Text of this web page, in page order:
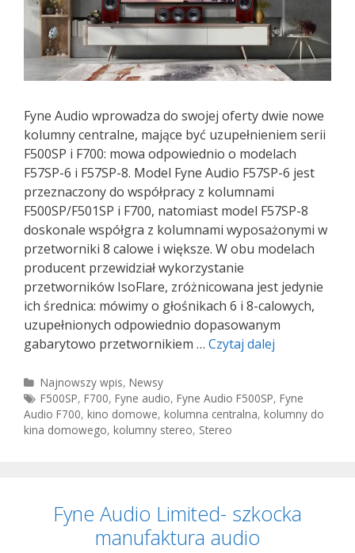
Fyne Audio wprowadza do swojej oferty dwie nowe
kolumny centralne, mające być uzupełnieniem serii
F500SP i F700: mowa odpowiednio o modelach
F57SP-6 i F57SP-8. Model Fyne Audio F57SP-6 jest
przeznaczony do współpracy z kolumnami
F500SP/F501SP i F700, natomiast model F57SP-8
doskonale współgra z kolumnami wyposażonymi w
przetworniki 8 calowe i większe. W obu modelach
producent przewidział wykorzystanie
przetworników IsoFlare, zróżnicowana jest jedynie
ich średnica: mówimy o głośnikach 6 i 8-calowych,
uzupełnionych odpowiednio dopasowanym
gabarytowo przetwornikiem … Czytaj dalej
6
i
Kategorie
Najnowszy wpis,Newsy
Tagi
F500SP,F700,Fyne audio,Fyne Audio F500SP,Fyne
Audio F700, kino domowe, kolumna centralna, kolumny do
kina domowego, kolumny stereo, Stereo
Fyne Audio Limited- szkocka
manufaktura audio